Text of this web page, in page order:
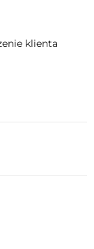
klienta